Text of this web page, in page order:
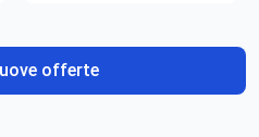
offerte